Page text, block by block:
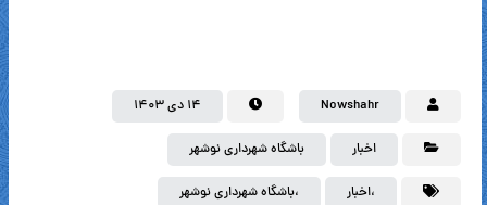
Nowshahr ۱۴ دی ۱۴۰۳
اخبار باشگاه شهرداری نوشهر
،اخبار ،باشگاه شهرداری نوشهر